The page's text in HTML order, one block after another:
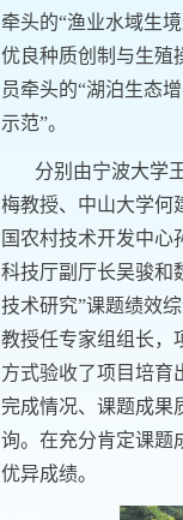
牵头的“渔业水域生
优良种质创制与生殖
员牵头的“湖泊生态
示范”。
分别由宁波大学
梅教授、中山大学何
国农村技术开发中
科技厅副厅长吴骏和
技术研究”课题绩效
教授任专家组组长，
方式验收了项目培育
完成情况、课题成果
询。在充分肯定课题
优异成绩。